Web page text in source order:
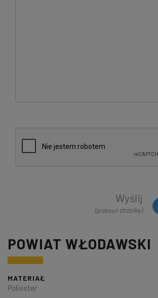
Wyślij
(przesuń strzałkę)
POWIAT WŁODAWSKI
MATERIAŁ
Poliester